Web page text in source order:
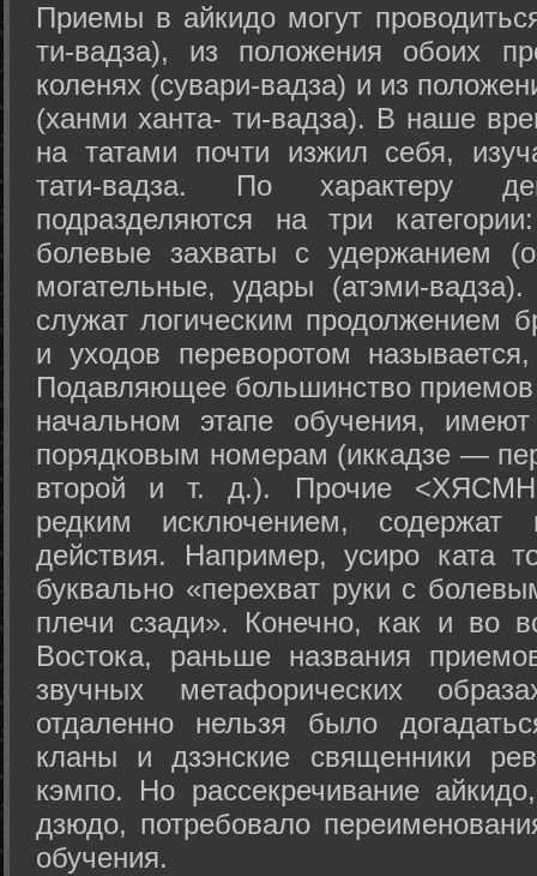
Приемы в айкидо могут
ти-вадза), из положения обоих
коленях (сувари-вадза) и из
(ханми ханта- ти-вадза). В наше
на татами почти изжил себя,
тати-вадза. По характеру
подразделяются на три
болевые захваты с удержанием
могательные, удары (атэми-
служат логическим продолжением
и уходов переворотом
Подавляющее большинство
начальном этапе обучения,
порядковым номерам (иккадзе —
второй и т. д.). Прочие
редким исключением, содержат
действия. Например, усиро ката
буквально «перехват руки с
плечи сзади». Конечно, как и во
Востока, раньше названия
звучных метафорических
отдаленно нельзя было
кланы и дзэнские священники
кэмпо. Но рассекречивание
дзюдо, потребовало
обучения.